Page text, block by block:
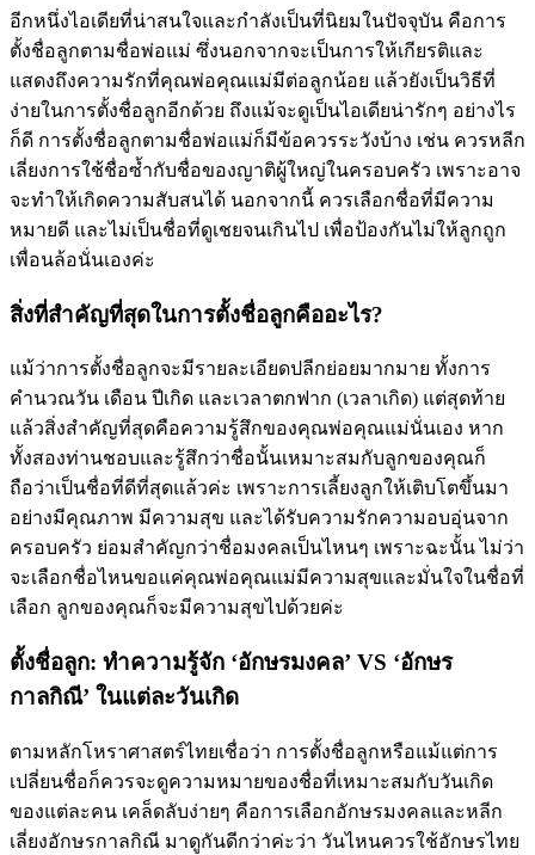
อีกหนึ่งไอเดียที่น่าสนใจและกำลังเป็นที่นิยมในปัจจุบัน คือการ
ตั้งชื่อลูกตามชื่อพ่อแม่ ซึ่งนอกจากจะเป็นการให้เกียรติและ
แสดงถึงความรักที่คุณพ่อคุณแม่มีต่อลูกน้อย แล้วยังเป็นวิธีที่
ง่ายในการตั้งชื่อลูกอีกด้วย ถึงแม้จะดูเป็นไอเดียน่ารักๆ อย่างไร
ก็ดี การตั้งชื่อลูกตามชื่อพ่อแม่ก็มีข้อควรระวังบ้าง เช่น ควรหลีก
เลี่ยงการใช้ชื่อซ้ำกับชื่อของญาติผู้ใหญ่ในครอบครัว เพราะอาจ
จะทำให้เกิดความสับสนได้ นอกจากนี้ ควรเลือกชื่อที่มีความ
หมายดี และไม่เป็นชื่อที่ดูเชยจนเกินไป เพื่อป้องกันไม่ให้ลูกถูก
เพื่อนล้อนั่นเองค่ะ
สิ่งที่สำคัญที่สุดในการตั้งชื่อลูกคืออะไร?
แม้ว่าการตั้งชื่อลูกจะมีรายละเอียดปลีกย่อยมากมาย ทั้งการ
คำนวณวัน เดือน ปีเกิด และเวลาตกฟาก (เวลาเกิด) แต่สุดท้าย
แล้วสิ่งสำคัญที่สุดคือความรู้สึกของคุณพ่อคุณแม่นั่นเอง หาก
ทั้งสองท่านชอบและรู้สึกว่าชื่อนั้นเหมาะสมกับลูกของคุณก็
ถือว่าเป็นชื่อที่ดีที่สุดแล้วค่ะ เพราะการเลี้ยงลูกให้เติบโตขึ้นมา
อย่างมีคุณภาพ มีความสุข และได้รับความรักความอบอุ่นจาก
ครอบครัว ย่อมสำคัญกว่าชื่อมงคลเป็นไหนๆ เพราะฉะนั้น ไม่ว่า
จะเลือกชื่อไหนขอแค่คุณพ่อคุณแม่มีความสุขและมั่นใจในชื่อที่
เลือก ลูกของคุณก็จะมีความสุขไปด้วยค่ะ
ตั้งชื่อลูก: ทำความรู้จัก ‘อักษรมงคล’ VS ‘อักษร
กาลกิณี’ ในแต่ละวันเกิด
ตามหลักโหราศาสตร์ไทยเชื่อว่า การตั้งชื่อลูกหรือแม้แต่การ
เปลี่ยนชื่อก็ควรจะดูความหมายของชื่อที่เหมาะสมกับวันเกิด
ของแต่ละคน เคล็ดลับง่ายๆ คือการเลือกอักษรมงคลและหลีก
เลี่ยงอักษรกาลกิณี มาดูกันดีกว่าค่ะว่า วันไหนควรใช้อักษรไทย